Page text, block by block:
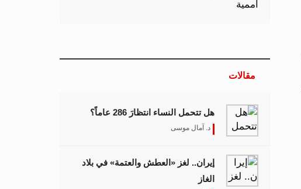
مقالات
هل تتحمل النساء انتظارَ 286 عاماً؟
د. آمال موسى
إيران.. لغز «العطش والعتمة» في بلاد
الغاز